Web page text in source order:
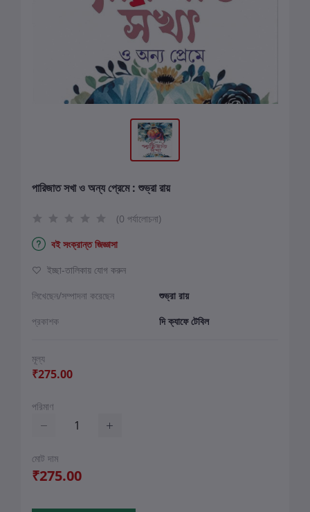
পারিজাত সখা ও অন্য প্রেমে : শুভ্রা রায়
(0 পর্যালোচনা)
বই সংক্রান্ত জিজ্ঞাসা
ইচ্ছা-তালিকায় যোগ করুন
লিখেছেন/সম্পাদনা করেছেন
শুভ্রা রায়
প্রকাশক
দি ক্যাফে টেবিল
মূল্য
₹275.00
পরিমাণ
মোট দাম
₹275.00